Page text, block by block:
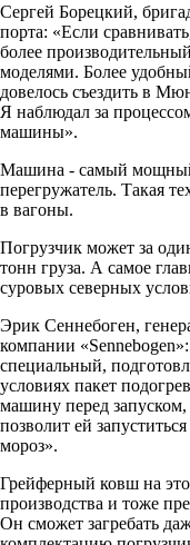
Сергей Борецкий,
порта: «Если
более
моделями. Более
довелось съездить в
Я наблюдал за
машины».
Машина - самый мощный
перегружатель. Такая
в вагоны.
Погрузчик может за
тонн груза. А самое
суровых северных
Эрик Сеннебоген,
компании
специальный,
условиях пакет
машину перед запуском,
позволит ей
мороз».
Грейферный ковш на
производства и тоже
Он сможет загребать